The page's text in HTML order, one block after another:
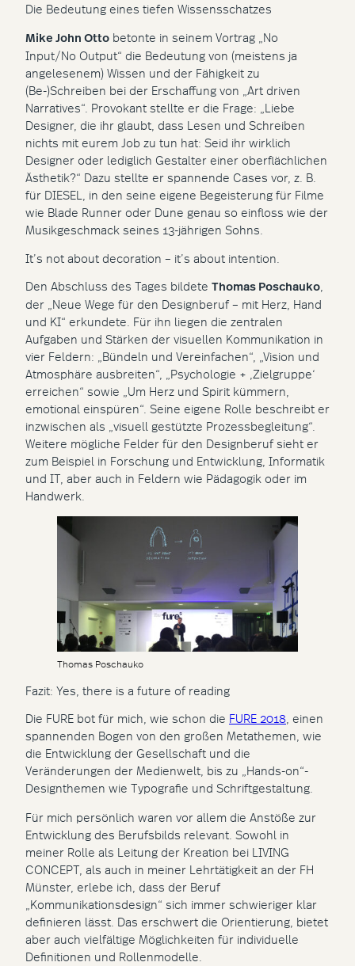
Die Bedeutung eines tiefen Wissensschatzes
Mike John Otto betonte in seinem Vortrag „No
Input/No Output“ die Bedeutung von (meistens ja
angelesenem) Wissen und der Fähigkeit zu
(Be-)Schreiben bei der Erschaffung von „Art driven
Narratives“. Provokant stellte er die Frage: „Liebe
Designer, die ihr glaubt, dass Lesen und Schreiben
nichts mit eurem Job zu tun hat: Seid ihr wirklich
Designer oder lediglich Gestalter einer oberflächlichen
Ästhetik?“ Dazu stellte er spannende Cases vor, z. B.
für DIESEL, in den seine eigene Begeisterung für Filme
wie Blade Runner oder Dune genau so einfloss wie der
Musikgeschmack seines 13-jährigen Sohns.
It’s not about decoration – it’s about intention.
Den Abschluss des Tages bildete Thomas Poschauko,
der „Neue Wege für den Designberuf – mit Herz, Hand
und KI“ erkundete. Für ihn liegen die zentralen
Aufgaben und Stärken der visuellen Kommunikation in
vier Feldern: „Bündeln und Vereinfachen“, „Vision und
Atmosphäre ausbreiten“, „Psychologie + ,Zielgruppe‘
erreichen“ sowie „Um Herz und Spirit kümmern,
emotional einspüren“. Seine eigene Rolle beschreibt er
inzwischen als „visuell gestützte Prozessbegleitung“.
Weitere mögliche Felder für den Designberuf sieht er
zum Beispiel in Forschung und Entwicklung, Informatik
und IT, aber auch in Feldern wie Pädagogik oder im
Handwerk.
Thomas Poschauko
Fazit: Yes, there is a future of reading
Die FURE bot für mich, wie schon die FURE 2018, einen
spannenden Bogen von den großen Metathemen, wie
die Entwicklung der Gesellschaft und die
Veränderungen der Medienwelt, bis zu „Hands-on“-
Designthemen wie Typografie und Schriftgestaltung.
Für mich persönlich waren vor allem die Anstöße zur
Entwicklung des Berufsbilds relevant. Sowohl in
meiner Rolle als Leitung der Kreation bei LIVING
CONCEPT, als auch in meiner Lehrtätigkeit an der FH
Münster, erlebe ich, dass der Beruf
„Kommunikationsdesign“ sich immer schwieriger klar
definieren lässt. Das erschwert die Orientierung, bietet
aber auch vielfältige Möglichkeiten für individuelle
Definitionen und Rollenmodelle.